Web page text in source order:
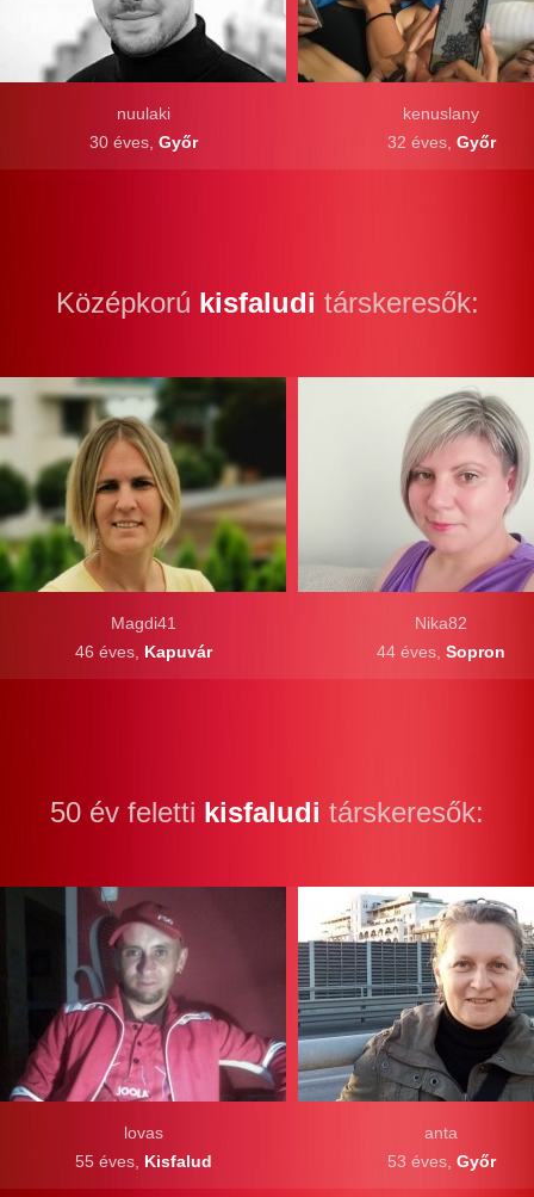
kenuslany
32 éves, Győr
nuulaki
30 éves, Győr
Középkorú kisfaludi társkeresők:
Magdi41
46 éves, Kapuvár
Nika82
44 éves, Sopron
50 év feletti kisfaludi társkeresők:
anta
53 éves, Győr
lovas
55 éves, Kisfalud